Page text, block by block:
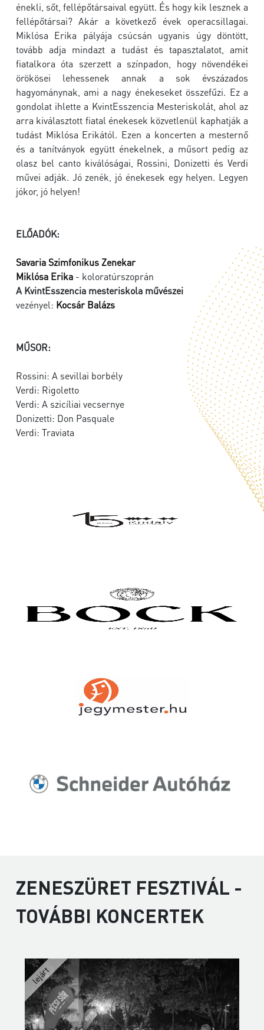
énekli, sőt, fellépőtársaival együtt. És hogy kik lesznek a
fellépőtársai? Akár a következő évek operacsillagai.
Miklósa Erika pályája csúcsán ugyanis úgy döntött,
tovább adja mindazt a tudást és tapasztalatot, amit
fiatalkora óta szerzett a színpadon, hogy növendékei
örökösei lehessenek annak a sok évszázados
hagyománynak, ami a nagy énekeseket összefűzi. Ez a
gondolat ihlette a KvintEsszencia Mesteriskolát, ahol az
arra kiválasztott fiatal énekesek közvetlenül kaphatják a
tudást Miklósa Erikától. Ezen a koncerten a mesternő
és a tanítványok együtt énekelnek, a műsort pedig az
olasz bel canto kiválóságai, Rossini, Donizetti és Verdi
művei adják. Jó zenék, jó énekesek egy helyen. Legyen
jókor, jó helyen!
ELŐADÓK:
Savaria Szimfonikus Zenekar
Miklósa Erika - koloratúrszoprán
A KvintEsszencia mesteriskola művészei
vezényel: Kocsár Balázs
MŰSOR:
Rossini: A sevillai borbély
Verdi: Rigoletto
Verdi: A szicíliai vecsernye
Donizetti: Don Pasquale
Verdi: Traviata
ZENESZÜRET FESZTIVÁL -
TOVÁBBI KONCERTEK